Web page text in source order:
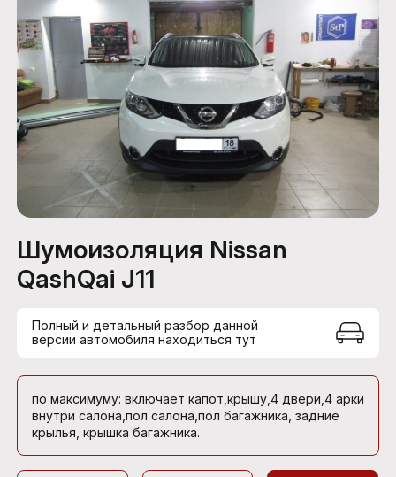
Шумоизоляция Nissan
QashQai J11
Полный и детальный разбор данной
версии автомобиля находиться тут
по максимуму: включает капот,крышу,4 двери,4 арки
внутри салона,пол салона,пол багажника, задние
крылья, крышка багажника.